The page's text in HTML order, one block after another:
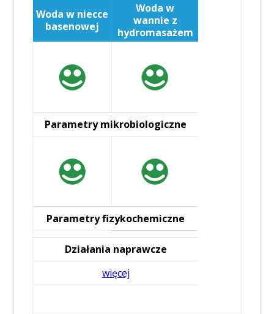
Woda w niecce
basenowej
Woda w
wannie z
hydromasażem
Parametry mikrobiologiczne
Parametry fizykochemiczne
Działania naprawcze
więcej